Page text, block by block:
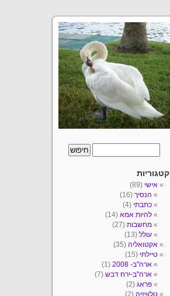
קטגוריות
אישי (89)
הנסיך (16)
כתבתי (4)
להיות אמא (14)
מחשבות (27)
עולל (13)
אקטואליה (35)
טיילתי (15)
ארה"ב- 2008
(1)
ארה"ב-ירח דבש (7)
פראג (2)
טלוויזיה (2)